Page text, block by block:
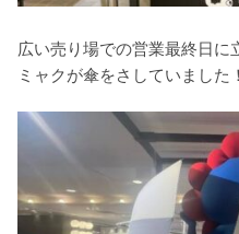
広い売り場での営業最終日に
ミャクが傘をさしていました